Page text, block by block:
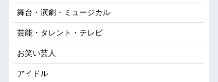
舞台・演劇・ミュージカル
芸能・タレント・テレビ
お笑い芸人
アイドル